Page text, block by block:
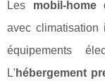
Les mobil-home
avec climatisation
équipements
L'hébergement